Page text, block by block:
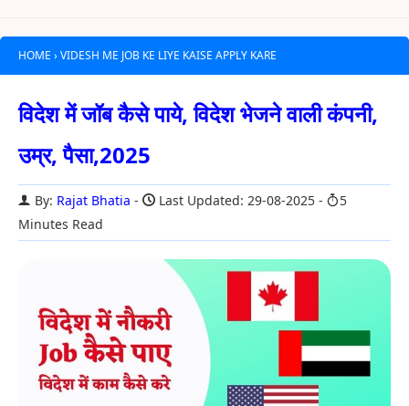
HOME › VIDESH ME JOB KE LIYE KAISE APPLY KARE
विदेश में जॉब कैसे पाये, विदेश भेजने वाली कंपनी,
उम्र, पैसा,2025
By: Rajat Bhatia Last Updated: 29-08-2025
5
Minutes Read